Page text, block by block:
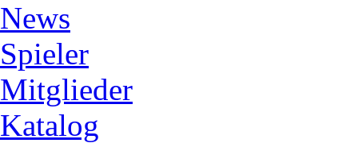
News
Spieler
Mitglieder
Katalog